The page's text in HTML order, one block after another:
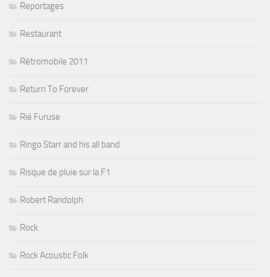
Reportages
Restaurant
Rétromobile 2011
Return To Forever
Rié Furuse
Ringo Starr and his all band
Risque de pluie sur la F1
Robert Randolph
Rock
Rock Acoustic Folk